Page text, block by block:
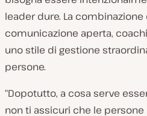
leader dure. La
comunicazione aperta,
uno stile di gestione
persone.
“Dopotutto, a cosa serve
non ti assicuri che le